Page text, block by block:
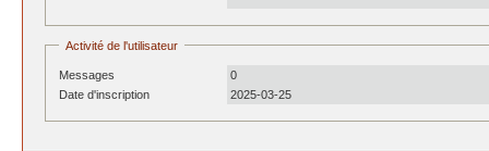
Activité de l'utilisateur
Messages
0
Date d'inscription
2025-03-25